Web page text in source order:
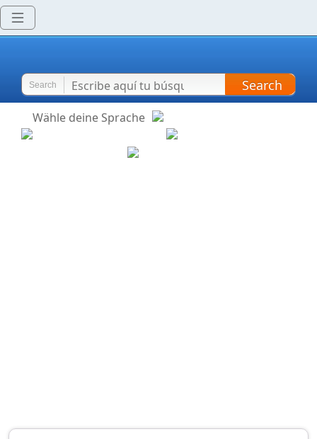
Search Search
Wähle deine Sprache